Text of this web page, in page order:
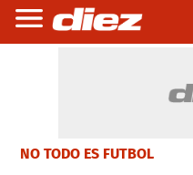
NO TODO ES FUTBOL